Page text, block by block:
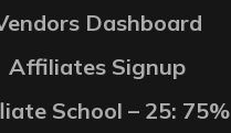
Dashboard
Affiliates Signup
School – 25: 75%